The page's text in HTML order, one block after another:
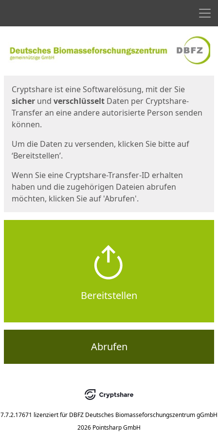
Cryptshare ist eine Softwarelösung, mit der Sie
sicher und verschlüsselt Daten per Cryptshare-
Transfer an eine andere autorisierte Person senden
können.
Um die Daten zu versenden, klicken Sie bitte auf
‘Bereitstellen’.
Wenn Sie eine Cryptshare-Transfer-ID erhalten
haben und die zugehörigen Dateien abrufen
möchten, klicken Sie auf 'Abrufen'.
Bereitstellen
Abrufen
7.7.2.17671 lizenziert für DBFZ Deutsches Biomasseforschungszentrum gGmbH
2026 Pointsharp GmbH